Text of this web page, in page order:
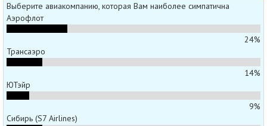
Выберите авиакомпанию, которая Вам наиболее симпатична
Аэрофлот
24%
Трансаэро
14%
ЮТэйр
9%
Сибирь (S7 Airlines)